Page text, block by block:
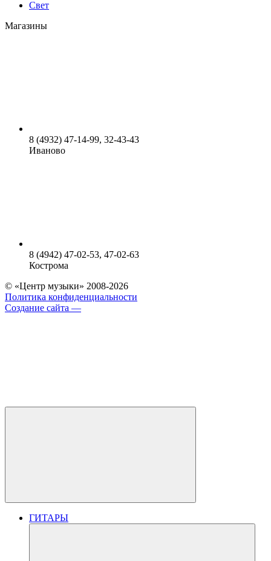
Свет
Магазины
8 (4932) 47-14-99, 32-43-43
Иваново
8 (4942) 47-02-53, 47-02-63
Кострома
© «Центр музыки» 2008-2026
Политика конфиденциальности
Создание сайта —
ГИТАРЫ